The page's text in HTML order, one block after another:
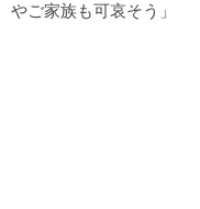
やご家族も可哀そう」